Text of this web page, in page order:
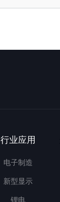
行业应用
电子制造
新型显示
锂电